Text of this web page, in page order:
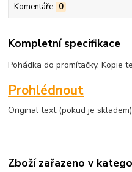
Komentáře 0
Kompletní specifikace
Pohádka do promítačky. Kopie
Prohlédnout
Original text (pokud je
Zboží zařazeno v